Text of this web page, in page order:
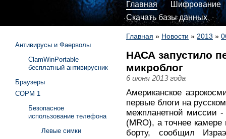
Главная
Шифрование
Скачать базы данных
Главная » Новости » 2013 »
НАСА запустило
микроблог
6 июня 2013 года
Американское
первые блоги на
межпланетной миссии
(MRO), а точнее камере
борту, сообщил
Антивирусы и Фаерволы
ClamWinPortable
бесплатный антивирусник
Браузеры
СОРМ 1
Безопасное
использование телефона
Левые симки